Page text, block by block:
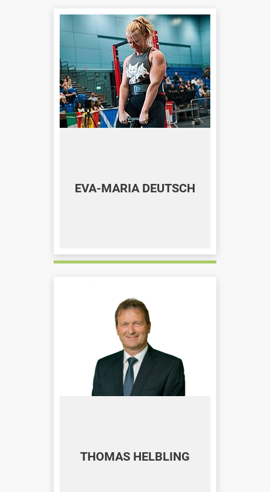
EVA-MARIA DEUTSCH
THOMAS HELBLING